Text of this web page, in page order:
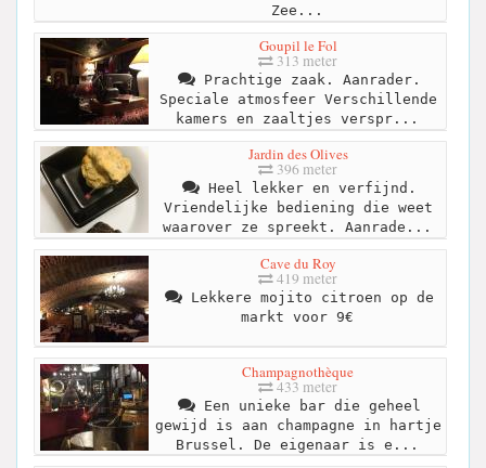
Zee...
Goupil le Fol
313 meter
Prachtige zaak. Aanrader.
Speciale atmosfeer Verschillende
kamers en zaaltjes verspr...
Jardin des Olives
396 meter
Heel lekker en verfijnd.
Vriendelijke bediening die weet
waarover ze spreekt. Aanrade...
Cave du Roy
419 meter
Lekkere mojito citroen op de
markt voor 9€
Champagnothèque
433 meter
Een unieke bar die geheel
gewijd is aan champagne in hartje
Brussel. De eigenaar is e...